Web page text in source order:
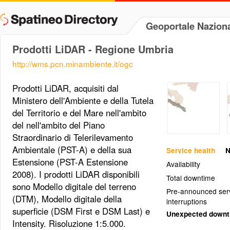
Geoportale
Prodotti LiDAR - Regione Umbria
http://wms.pcn.minambiente.it/ogc
Service health
Availability
Total downtime
Pre-announced
interruptions
Unexpected
Prodotti LiDAR, acquisiti dal
Ministero dell'Ambiente e della Tutela
del Territorio e del Mare nell'ambito
del nell'ambito del Piano
Straordinario di Telerilevamento
Ambientale (PST-A) e della sua
Estensione (PST-A Estensione
2008). I prodotti LiDAR disponibili
sono Modello digitale del terreno
(DTM), Modello digitale della
superficie (DSM First e DSM Last) e
Intensity. Risoluzione 1:5.000.